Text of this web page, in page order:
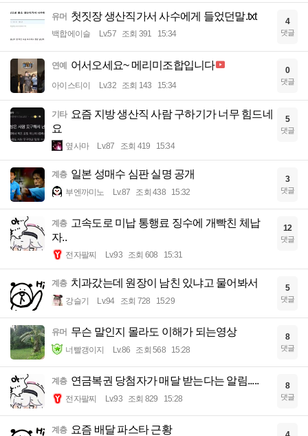
유머 첫짓장 생산직가서 사수에게 들었던말.txt
백합에이슬 Lv.57 조회 391 15:34
4
댓글
연예 어서오세요~ 메리미조합입니다
아이스티이 Lv.32 조회 143 15:34
0
댓글
기타 요즘 지방 생산직 사람 구하기가 너무 힘드네
요
옆사마 Lv.87 조회 419 15:34
5
댓글
계층 일본 성매수 심판 실명 공개
부엔까미노 Lv.87 조회 438 15:32
3
댓글
계층 고속도로 미납 통행료 징수에 개빡친 체납
자..
전자팔찌 Lv.93 조회 608 15:31
12
댓글
계층 치과갔는데 원장이 남친 있냐고 물어봐서
강슬기 Lv.94 조회 728 15:29
5
댓글
유머 무슨 말인지 몰라도 이해가 되는영상
너빨갱이지 Lv.86 조회 568 15:28
8
댓글
계층 연금복권 당첨자가 매달 받는다는 알림.....
전자팔찌 Lv.93 조회 829 15:28
8
댓글
계층 요즘 배달 파스타 근황